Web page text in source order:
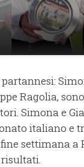
Ragolia,
Simona e
italiano e
settimana